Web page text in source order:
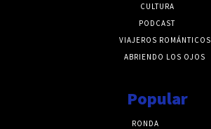
CULTURA
PODCAST
VIAJEROS ROMÁNTICOS
ABRIENDO LOS OJOS
Popular
RONDA